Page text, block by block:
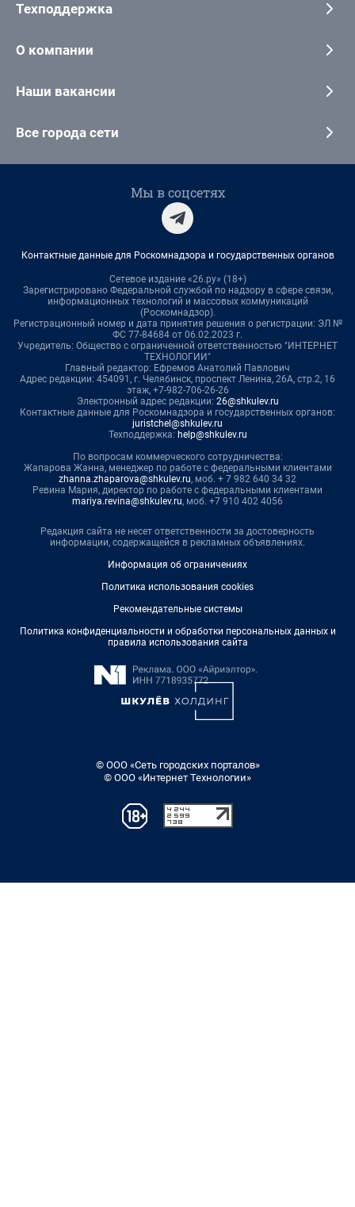
Техподдержка
О компании
Наши вакансии
Все города сети
Мы в соцсетях
Контактные данные для Роскомнадзора и государственных органов
Сетевое издание «26.ру» (18+)
Зарегистрировано Федеральной службой по надзору в сфере связи,
информационных технологий и массовых коммуникаций
(Роскомнадзор).
Регистрационный номер и дата принятия решения о регистрации: ЭЛ №
ФС 77-84684 от 06.02.2023 г.
Учредитель: Общество с ограниченной ответственностью "ИНТЕРНЕТ
ТЕХНОЛОГИИ"
Главный редактор: Ефремов Анатолий Павлович
Адрес редакции: 454091, г. Челябинск, проспект Ленина, 26А, стр.2, 16
этаж, +7-982-706-26-26
Электронный адрес редакции: 26@shkulev.ru
Контактные данные для Роскомнадзора и государственных органов:
juristchel@shkulev.ru
Техподдержка: help@shkulev.ru
По вопросам коммерческого сотрудничества:
Жапарова Жанна, менеджер по работе с федеральными клиентами
zhanna.zhaparova@shkulev.ru, моб. + 7 982 640 34 32
Ревина Мария, директор по работе с федеральными клиентами
mariya.revina@shkulev.ru, моб. +7 910 402 4056
Редакция сайта не несет ответственности за достоверность
информации, содержащейся в рекламных объявлениях.
Информация об ограничениях
Политика использования cookies
Рекомендательные системы
Политика конфиденциальности и обработки персональных данных и
правила использования сайта
© ООО «Сеть городских порталов»
© ООО «Интернет Технологии»